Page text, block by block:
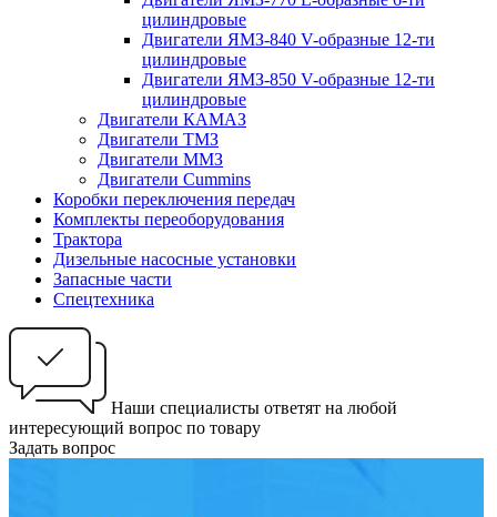
цилиндровые
Двигатели ЯМЗ-840 V-образные 12-ти
цилиндровые
Двигатели ЯМЗ-850 V-образные 12-ти
цилиндровые
Двигатели КАМАЗ
Двигатели ТМЗ
Двигатели ММЗ
Двигатели Cummins
Коробки переключения передач
Комплекты переоборудования
Трактора
Дизельные насосные установки
Запасные части
Спецтехника
Наши специалисты ответят на любой
интересующий вопрос по товару
Задать вопрос